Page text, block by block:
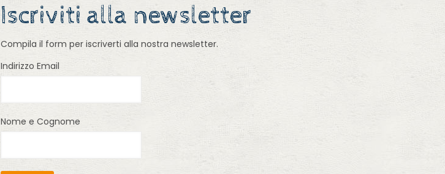
Iscriviti alla newsletter
Compila il form per iscriverti alla nostra newsletter.
Indirizzo Email
Nome e Cognome